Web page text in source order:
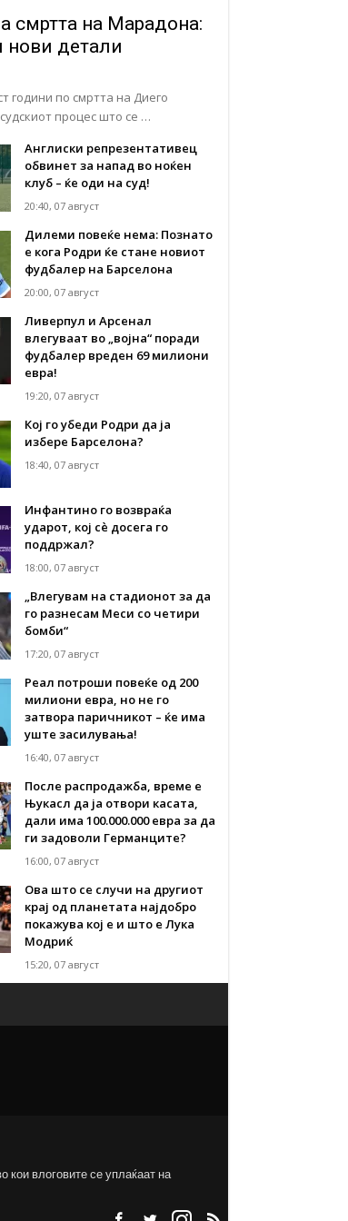
смртта на Марадона:
нови детали
години по смртта на Диего
процес што се …
Англиски репрезентативец
обвинет за напад во ноќен
клуб – ќе оди на суд!
20:40, 07 август
Дилеми повеќе нема: Познато
е кога Родри ќе стане новиот
фудбалер на Барселона
20:00, 07 август
Ливерпул и Арсенал
влегуваат во „војна“ поради
фудбалер вреден 69 милиони
евра!
19:20, 07 август
Кој го убеди Родри да ја
избере Барселона?
18:40, 07 август
Инфантино го возвраќа
ударот, кој сè досега го
поддржал?
18:00, 07 август
„Влегувам на стадионот за да
го разнесам Меси со четири
бомби“
17:20, 07 август
Реал потроши повеќе од 200
милиони евра, но не го
затвора паричникот – ќе има
уште засилувања!
16:40, 07 август
После распродажба, време е
Њукасл да ја отвори касата,
дали има 100.000.000 евра за да
ги задоволи Германците?
16:00, 07 август
Ова што се случи на другиот
крај од планетата најдобро
покажува кој е и што е Лука
Модриќ
15:20, 07 август
кои влоговите се уплаќаат на